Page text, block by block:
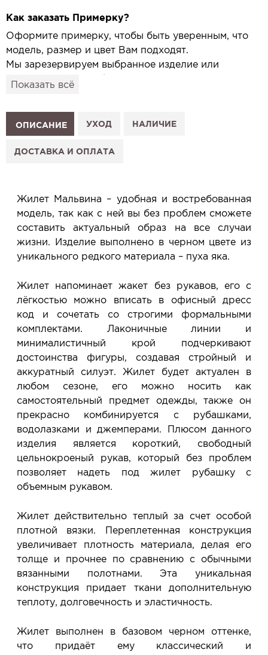
Как заказать Примерку?
Оформите примерку, чтобы быть уверенным, что
модель, размер и цвет Вам подходят.
Мы зарезервируем выбранное изделие или
привезём его в удобный для вас салон и
1. Выберите изделие на сайте.
2. Нажмите «Заказать примерку» и выберите салон.
3. Заполните форму и отправьте заявку.
Услуга бесплатная и ни к чему не обязывает: Вы
примеряете в салоне и уже на месте решаете,
Планируйте визит в удобное для Вас время -
Показать всё
ОПИСАНИЕ УХОД НАЛИЧИЕ
ДОСТАВКА И ОПЛАТА
Жилет Мальвина – удобная и востребованная
модель, так как с ней вы без проблем сможете
составить актуальный образ на все случаи
жизни. Изделие выполнено в черном цвете из
уникального редкого материала – пуха яка.
Жилет напоминает жакет без рукавов, его с
лёгкостью можно вписать в офисный дресс
код и сочетать со строгими формальными
комплектами. Лаконичные линии и
минималистичный крой подчеркивают
достоинства фигуры, создавая стройный и
аккуратный силуэт. Жилет будет актуален в
любом сезоне, его можно носить как
самостоятельный предмет одежды, также он
прекрасно комбинируется с рубашками,
водолазками и джемперами. Плюсом данного
изделия является короткий, свободный
цельнокроеный рукав, который без проблем
позволяет надеть под жилет рубашку с
объемным рукавом.
Жилет действительно теплый за счет особой
плотной вязки. Переплетенная конструкция
увеличивает плотность материала, делая его
толще и прочнее по сравнению с обычными
вязанными полотнами. Эта уникальная
конструкция придает ткани дополнительную
теплоту, долговечность и эластичность.
Жилет выполнен в базовом черном оттенке,
что придаёт ему классический и